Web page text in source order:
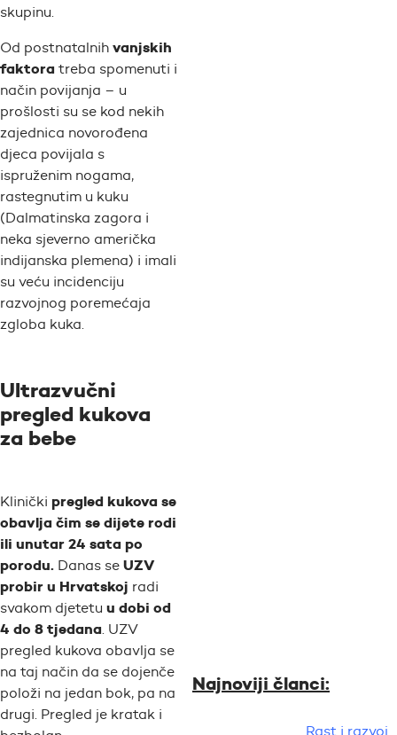
skupinu.
Od postnatalnih vanjskih
faktora treba spomenuti i
način povijanja – u
prošlosti su se kod nekih
zajednica novorođena
djeca povijala s
ispruženim nogama,
rastegnutim u kuku
(Dalmatinska zagora i
neka sjeverno američka
indijanska plemena) i imali
su veću incidenciju
razvojnog poremećaja
zgloba kuka.
Ultrazvučni
pregled kukova
za bebe
Klinički pregled kukova se
obavlja čim se dijete rodi
ili unutar 24 sata po
porodu. Danas se UZV
probir u Hrvatskoj radi
svakom djetetu u dobi od
4 do 8 tjedana. UZV
pregled kukova obavlja se
na taj način da se dojenče
položi na jedan bok, pa na
drugi. Pregled je kratak i
Najnoviji članci:
Rast i razvoj